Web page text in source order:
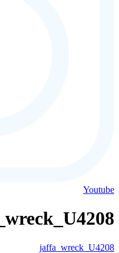
Youtube
jaffa_wreck_U4208